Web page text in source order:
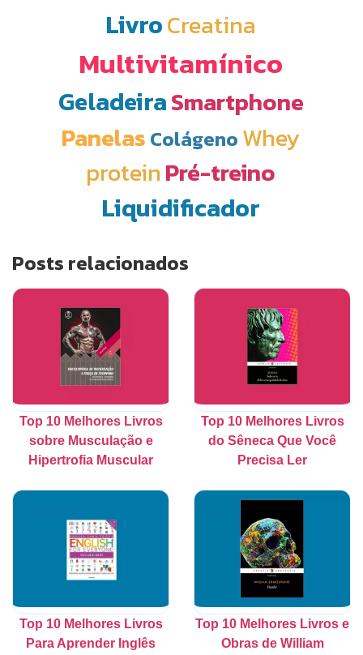
LivroCreatina
Multivitamínico
GeladeiraSmartphone
Panelas Colágeno Whey
proteinPré-treino
Liquidificador
Posts relacionados
Top 10 Melhores Livros
sobre Musculação e
Hipertrofia Muscular
Top 10 Melhores Livros
do Sêneca Que Você
Precisa Ler
Top 10 Melhores Livros
Para Aprender Inglês
Top 10 Melhores Livros e
Obras de William